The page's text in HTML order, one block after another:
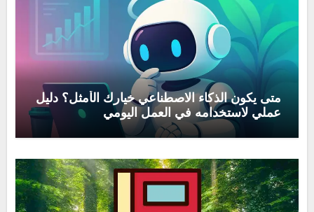
متى يكون الذكاء الاصطناعي خيارك الأمثل؟ دليل
عملي لاستخدامه في العمل اليومي